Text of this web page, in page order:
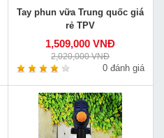
Tay phun vữa Trung quốc giá
rẻ TPV
1,509,000 VNĐ
2,020,000 VNĐ
0 đánh giá